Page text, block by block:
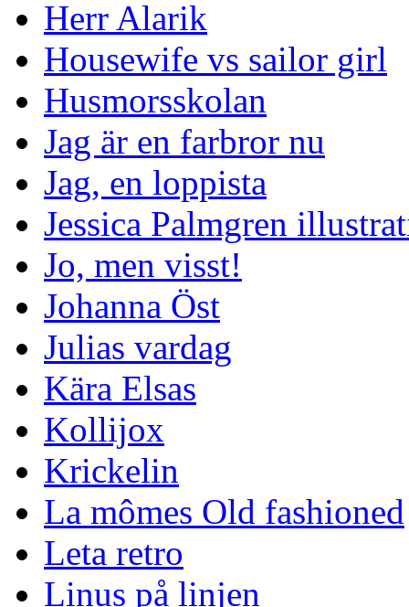
Herr Alarik
Housewife vs sailor girl
Husmorsskolan
Jag är en farbror nu
Jag, en loppista
Jessica Palmgren
Jo, men visst!
Johanna Öst
Julias vardag
Kära Elsas
Kollijox
Krickelin
La mômes Old fashioned
Leta retro
Linus på linjen